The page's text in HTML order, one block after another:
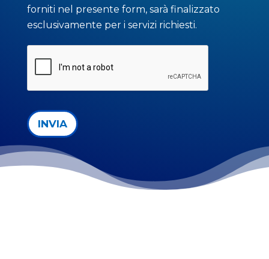
forniti nel presente form, sarà finalizzato
esclusivamente per i servizi richiesti.
INVIA